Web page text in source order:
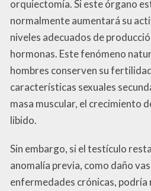
orquiectomía. Si este órgano
normalmente aumentará su
niveles adecuados de
hormonas. Este fenómeno
hombres conserven su
características sexuales
masa muscular, el crecimiento
libido.
Sin embargo, si el testículo
anomalía previa, como daño
enfermedades crónicas, podría